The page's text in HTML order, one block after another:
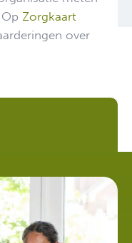
gemiddeld cijfer